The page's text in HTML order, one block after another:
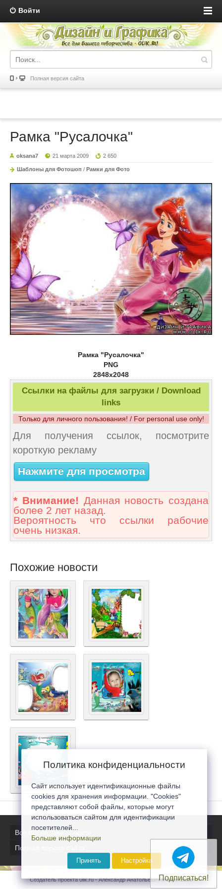
Войти
Полная версия сайта
Рамка "Русалочка"
oksana7 21 марта 2009 2 650
Шаблоны для Фотошоп / Рамки для Фото
Рамка "Русалочка"
PNG
2848х2048
Ссылки на файлы для загрузки / Download
links
Только для личного пользования! / For personal use only!
Для получения ссылок, посмотрите
короткую рекламу
Нажмите для просмотра
* Внимание! Данная новость создана
более 2 лет назад.
Вероятность что ссылки рабочие
очень низкая.
Похожие новости
Все последние новости
Полная версия сайта
Создатель проекта 0lik.ru - Александр Анатольевич © 2007-2026
Подписаться!
Политика конфиденциальности
Сайт использует идентификационные файлы
cookies для хранения информации. "Cookies"
представляют собой файлы, которые могут
использоваться сайтом для идентификации
посетителей...
Больше информации
Принять Настройка